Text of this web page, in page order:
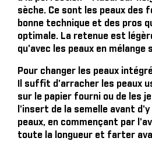
sèche. Ce sont les peaux des
bonne technique et des pros
optimale. La retenue est
qu'avec les peaux en mélange
Pour changer les peaux
Il suffit d'arracher les peaux
sur le papier fourni ou de les
l'insert de la semelle avant
peaux, en commençant par
toute la longueur et farter